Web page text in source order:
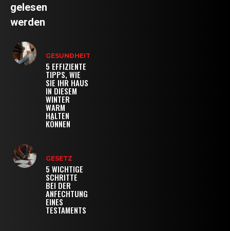
gelesen
werden
GESUNDHEIT
5 EFFIZIENTE
TIPPS, WIE
SIE IHR HAUS
IN DIESEM
WINTER
WARM
HALTEN
KÖNNEN
GESETZ
5 WICHTIGE
SCHRITTE
BEI DER
ANFECHTUNG
EINES
TESTAMENTS